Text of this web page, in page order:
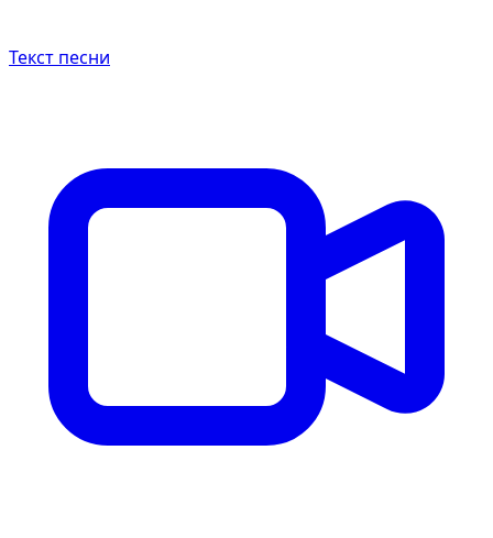
Текст песни